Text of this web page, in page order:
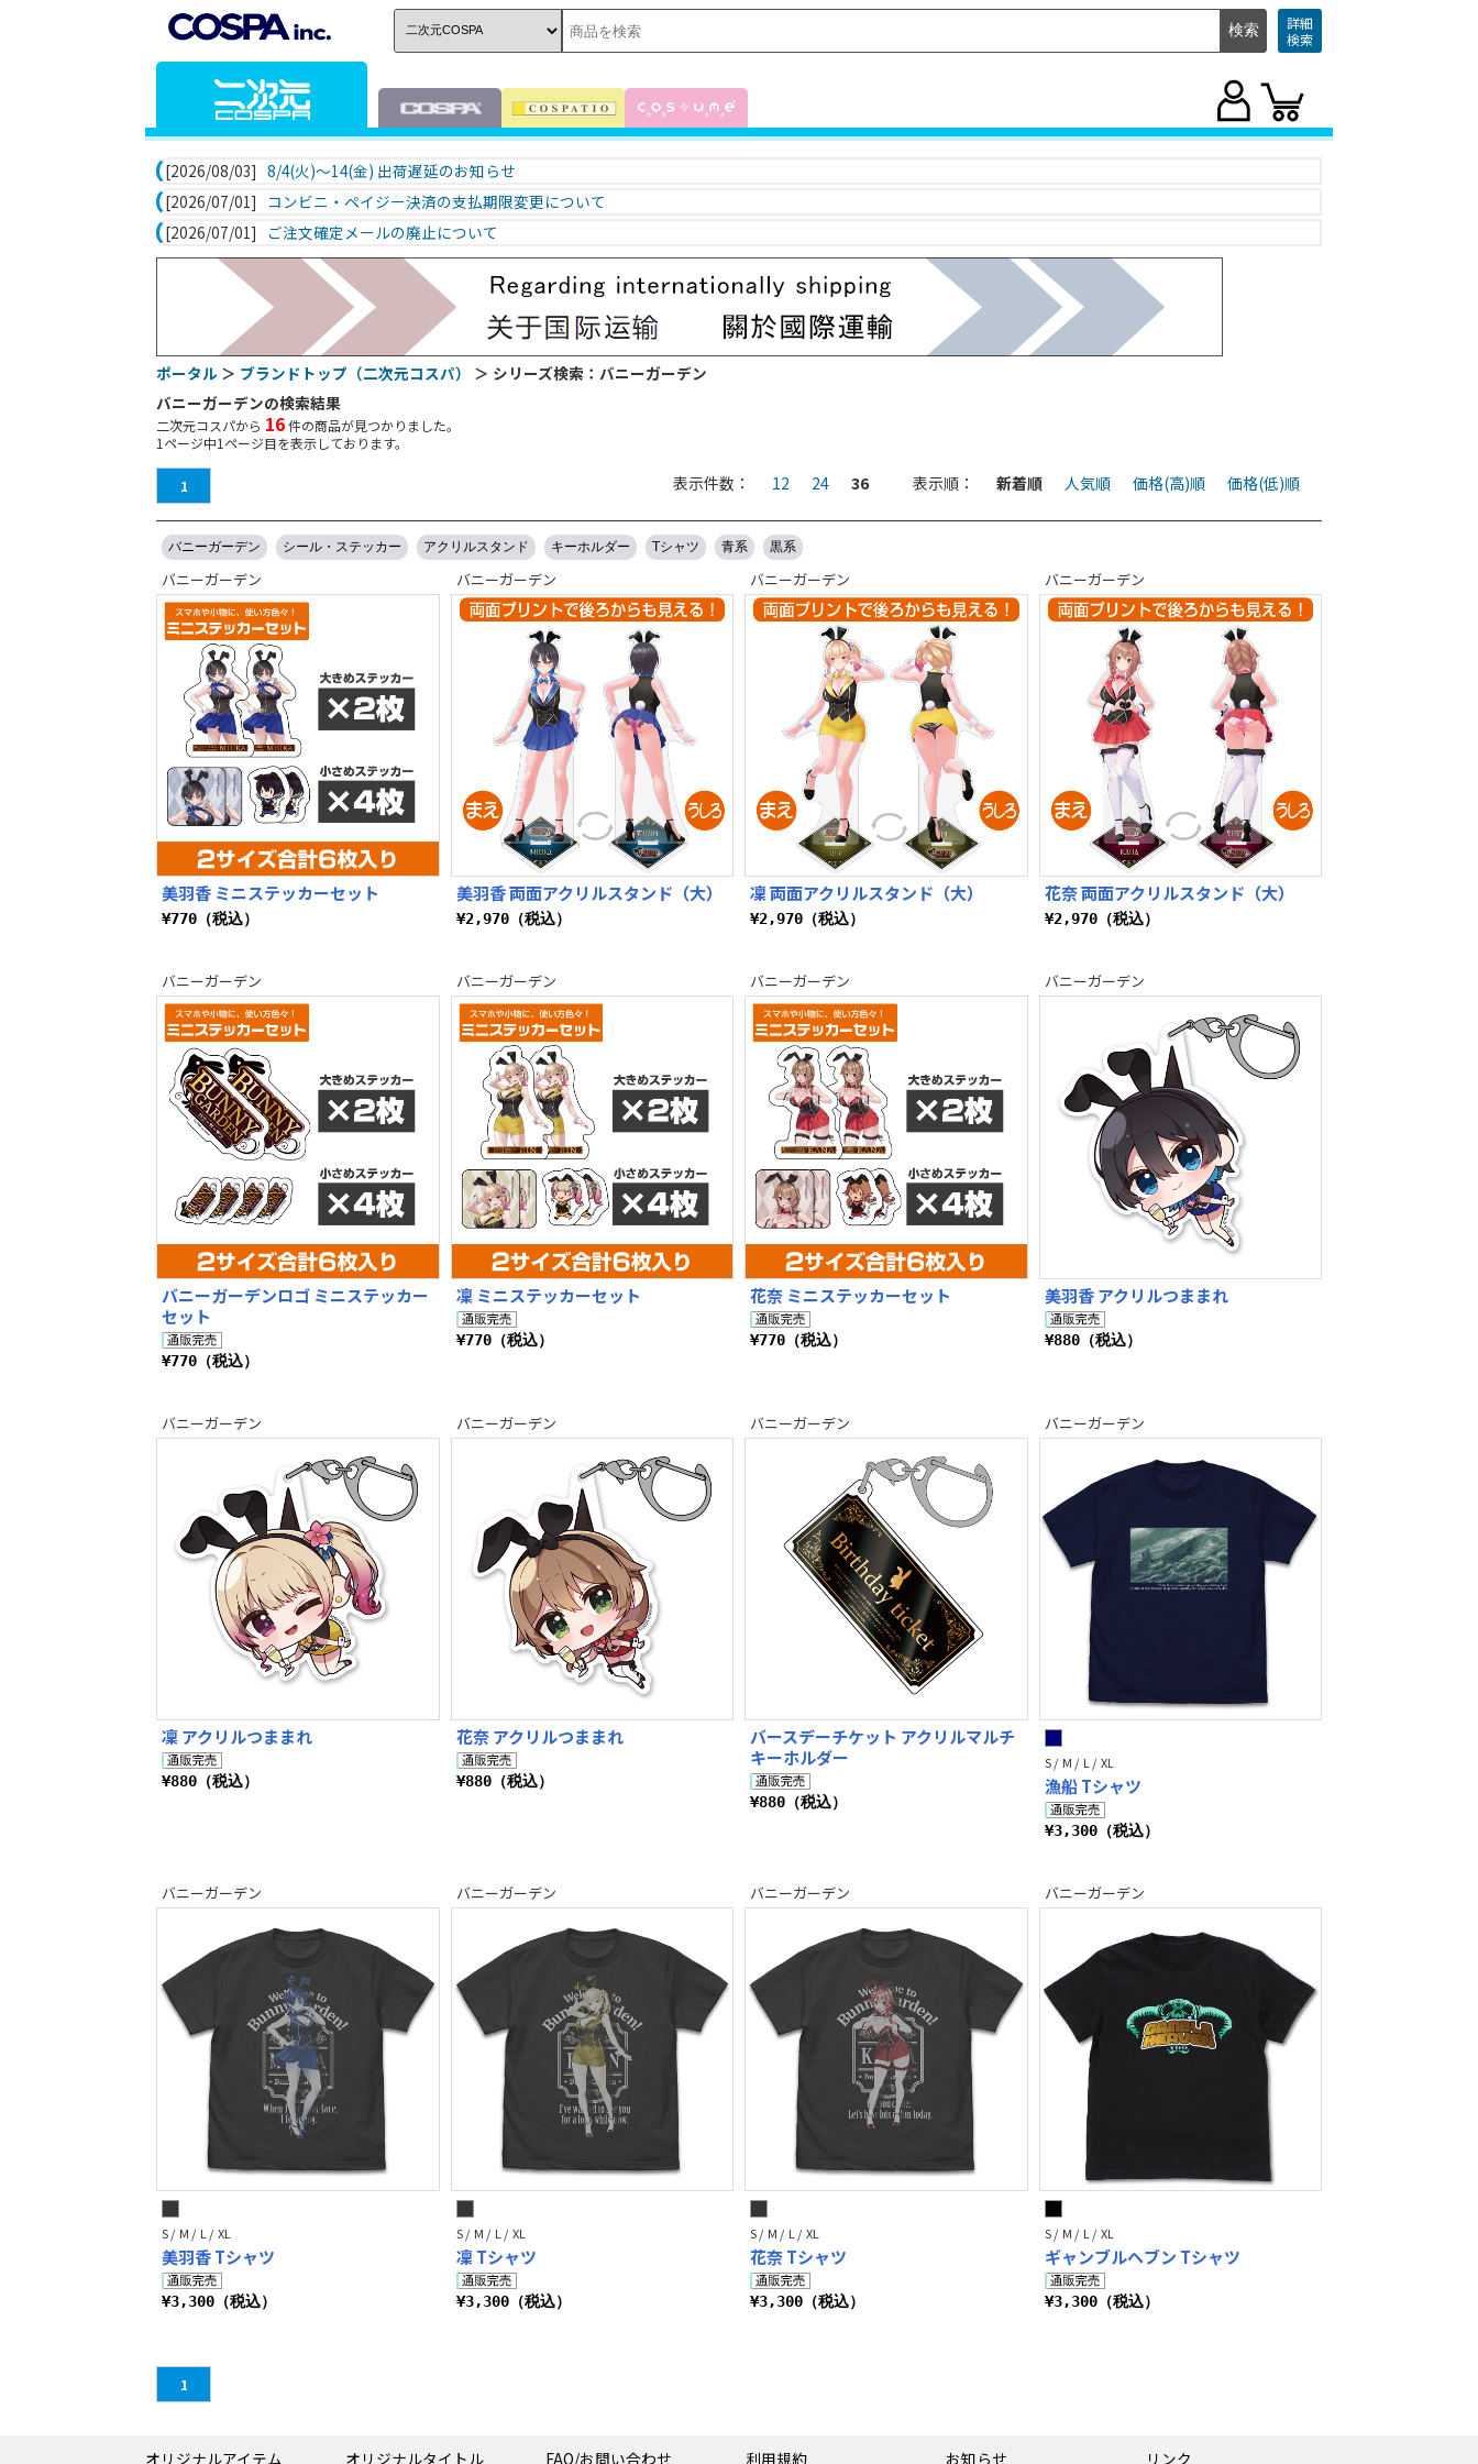
詳細
検索
[2026/08/03] 8/4(火)～14(金) 出荷遅延のお知らせ
[2026/07/01]
コンビニ・ペイジー決済の支払期限変更について
[2026/07/01]
ご注文確定メールの廃止について
ポータル ＞ ブランドトップ（二次元コスパ）
＞ シリーズ検索：バニーガーデン
バニーガーデンの検索結果
二次元コスパから 16件の商品が見つかりました。
1 ページ中1 ページ目を表示しております。
1 表示件数： 12 24 36 表示順： 新着順 人気順 価格(高)順 価格(低)順
バニーガーデン シール・ステッカー アクリルスタンド キーホルダー Tシャツ 青系 黒系
バニーガーデン
美羽香 ミニステッカーセット
¥770（税込）
バニーガーデン
美羽香 両面アクリルスタンド（大）
¥2,970（税込）
バニーガーデン
凜 両面アクリルスタンド（大）
¥2,970（税込）
バニーガーデン
花奈 両面アクリルスタンド（大）
¥2,970（税込）
バニーガーデン
バニーガーデンロゴ ミニステッカー
セット
¥770（税込）
バニーガーデン
凜 ミニステッカーセット
¥770（税込）
バニーガーデン
花奈 ミニステッカーセット
¥770（税込）
バニーガーデン
美羽香 アクリルつままれ
¥880（税込）
バニーガーデン
凜 アクリルつままれ
¥880（税込）
バニーガーデン
花奈 アクリルつままれ
¥880（税込）
バニーガーデン
バースデーチケット アクリルマルチ
キーホルダー
¥880（税込）
バニーガーデン
S / M / L / XL
漁船 Tシャツ
¥3,300（税込）
バニーガーデン
S / M / L / XL
美羽香 Tシャツ
¥3,300（税込）
バニーガーデン
S / M / L / XL
凜 Tシャツ
¥3,300（税込）
バニーガーデン
S / M / L / XL
花奈 Tシャツ
¥3,300（税込）
バニーガーデン
S / M / L / XL
ギャンブルヘブン Tシャツ
¥3,300（税込）
1
オリジナルアイテム オリジナルタイトル FAQ/お問い合わせ 利用規約 お知らせ リンク